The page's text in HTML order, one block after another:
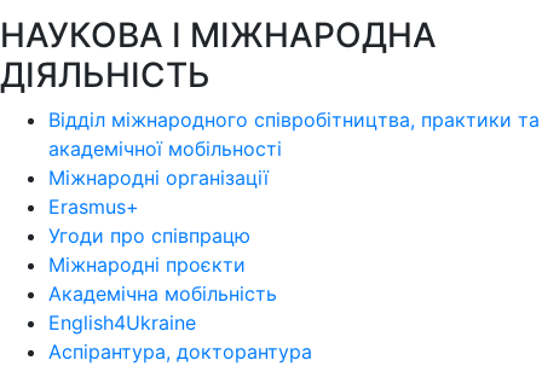
НАУКОВА І МІЖНАРОДНА
ДІЯЛЬНІСТЬ
Відділ міжнародного співробітництва, практики та
академічної мобільності
Міжнародні організації
Erasmus+
Угоди про співпрацю
Міжнародні проєкти
Академічна мобільність
English4Ukraine
Аспірантура, докторантура